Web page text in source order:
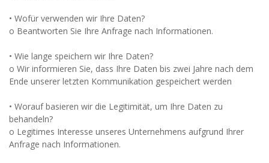
• Wofür verwenden wir Ihre Daten?
o Beantworten Sie Ihre Anfrage nach Informationen.
• Wie lange speichern wir Ihre Daten?
o Wir informieren Sie, dass Ihre Daten bis zwei Jahre nach dem
Ende unserer letzten Kommunikation gespeichert werden
• Worauf basieren wir die Legitimität, um Ihre Daten zu
behandeln?
o Legitimes Interesse unseres Unternehmens aufgrund Ihrer
Anfrage nach Informationen.